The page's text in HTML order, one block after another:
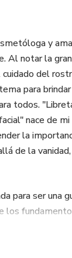
y
Al notar la
del
para
todos.
nace de
la
de la
para ser una
los